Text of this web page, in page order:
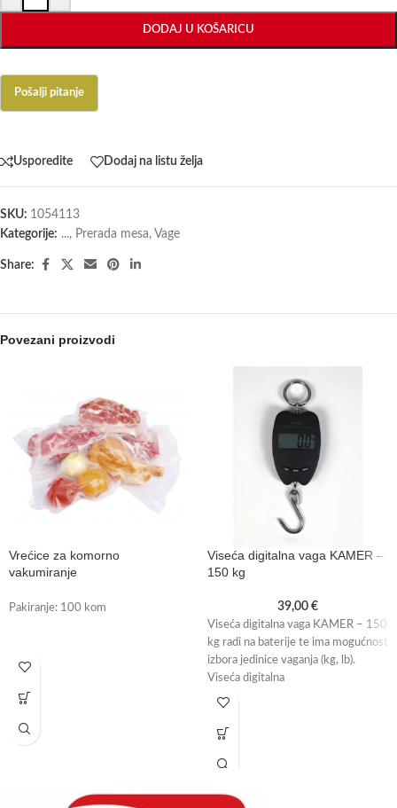
DODAJ U KOŠARICU
Usporedite Dodaj na listu želja
SKU: 1054113
Kategorije: ..., Prerada mesa, Vage
Share:
Povezani proizvodi
Vrećice za komorno
vakumiranje
Pakiranje: 100 kom
Viseća digitalna vaga KAMER –
150 kg
39,00 €
Viseća digitalna vaga KAMER – 150
kg radi na baterije te ima mogućnost
izbora jedinice vaganja (kg, lb).
Viseća digitalna